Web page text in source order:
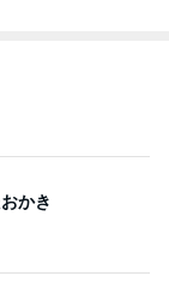
かき